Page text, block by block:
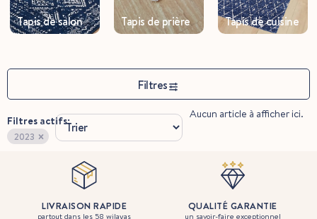
Tapis de salon Tapis de prière Tapis de cuisine
Filtres
Filtres actifs:
2023 ×
Aucun article à afficher ici.
LIVRAISON RAPIDE
partout dans les 58 wilayas
QUALITÉ GARANTIE
un savoir-faire exceptionnel